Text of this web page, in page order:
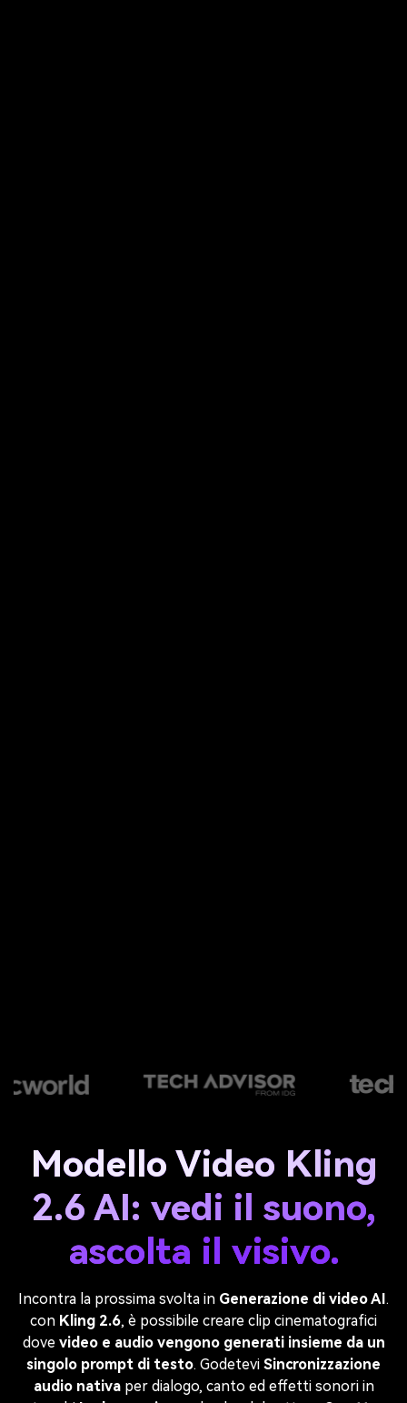
Modello Video Kling
2.6 AI: vedi il suono,
ascolta il visivo.
Incontra la prossima svolta in Generazione di video AI.
con Kling 2.6, è possibile creare clip cinematografici
dove video e audio vengono generati insieme da un
singolo prompt di testo. Godetevi Sincronizzazione
audio nativaper dialogo, canto ed effetti sonori in